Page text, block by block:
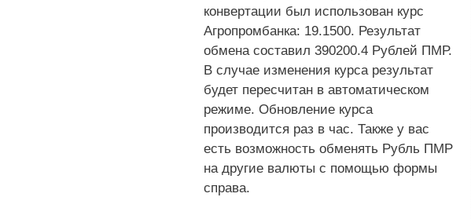
конвертации был использован курс
Агропромбанка: 19.1500. Результат
обмена составил 390200.4 Рублей ПМР.
В случае изменения курса результат
будет пересчитан в автоматическом
режиме. Обновление курса
производится раз в час. Также у вас
есть возможность обменять Рубль ПМР
на другие валюты с помощью формы
справа.